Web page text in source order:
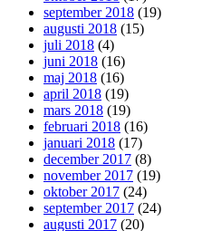
september 2018 (19)
augusti 2018 (15)
juli 2018 (4)
juni 2018 (16)
maj 2018 (16)
april 2018 (19)
mars 2018 (19)
februari 2018 (16)
januari 2018 (17)
december 2017 (8)
november 2017 (19)
oktober 2017 (24)
september 2017 (24)
augusti 2017 (20)